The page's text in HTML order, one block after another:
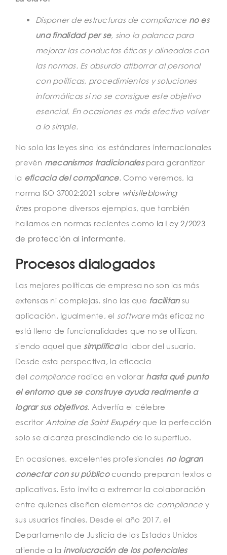
Disponer de estructuras de compliance no es
una finalidad per se, sino la palanca para
mejorar las conductas éticas y alineadas con
las normas. Es absurdo atiborrar al personal
con políticas, procedimientos y soluciones
informáticas si no se consigue este objetivo
esencial. En ocasiones es más efectivo volver
a lo simple.
No solo las leyes sino los estándares internacionales
prevén mecanismos tradicionalespara garantizar
la eficacia del compliance. Como veremos, la
norma ISO 37002:2021 sobre whistleblowing
lines propone diversos ejemplos, que también
hallamos en normas recientes como la Ley 2/2023
de protección al informante.
Procesos dialogados
Las mejores políticas de empresa no son las más
extensas ni complejas, sino las que facilitansu
aplicación. Igualmente, el softwaremás eficaz no
está lleno de funcionalidades que no se utilizan,
siendo aquel quesimplificala labor del usuario.
Desde esta perspectiva, la eficacia
del compliance radica en valorar hasta qué punto
el entorno que se construye ayuda realmente a
lograr sus objetivos. Advertía el célebre
escritor Antoine de Saint Exupéryque la perfección
solo se alcanza prescindiendo de lo superfluo.
En ocasiones, excelentes profesionales no logran
conectar con su públicocuando preparan textos o
aplicativos. Esto invita a extremar la colaboración
entre quienes diseñan elementos de compliance y
sus usuarios finales. Desde el año 2017, el
Departamento de Justicia de los Estados Unidos
atiende a la involucración de los potenciales